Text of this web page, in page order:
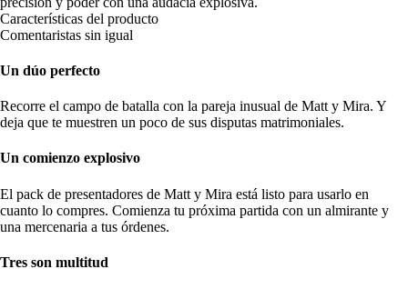
Características del producto
Comentaristas sin igual
Un dúo perfecto
Recorre el campo de batalla con la pareja inusual de Matt y Mira. Y
deja que te muestren un poco de sus disputas matrimoniales.
Un comienzo explosivo
El pack de presentadores de Matt y Mira está listo para usarlo en
cuanto lo compres. Comienza tu próxima partida con un almirante y
una mercenaria a tus órdenes.
Tres son multitud